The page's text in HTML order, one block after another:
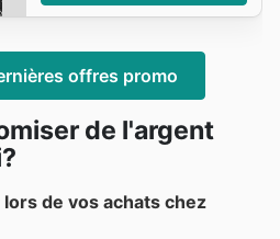
offres promo
de l'argent
de vos achats chez